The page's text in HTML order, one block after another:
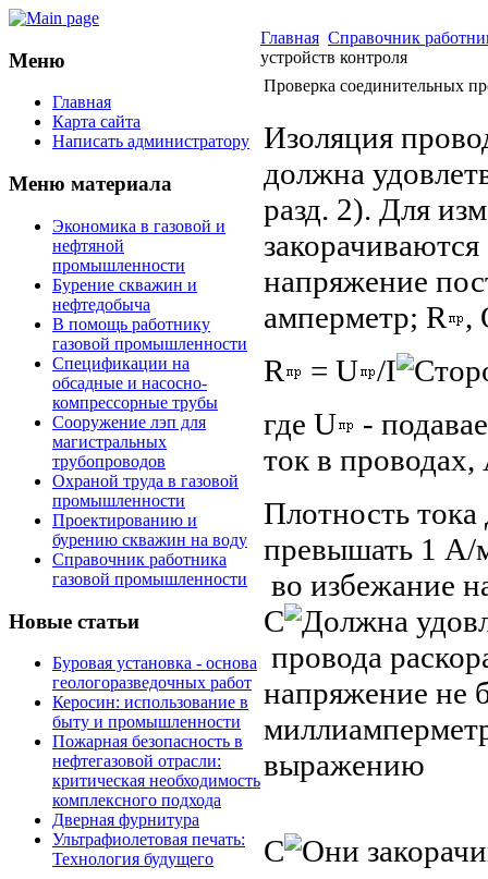
Меню
Главная
Карта сайта
Написать администратору
Меню материала
Экономика в газовой и
нефтяной
промышленности
Бурение скважин и
нефтедобыча
В помощь работнику
газовой промышленности
Спецификации на
обсадные и насосно-
компрессорные трубы
Сооружение лэп для
магистральных
трубопроводов
Охраной труда в газовой
промышленности
Проектированию и
бурению скважин на воду
Справочник работника
газовой промышленности
Новые статьи
Буровая установка - основа
геологоразведочных работ
Керосин: использование в
быту и промышленности
Пожарная безопасность в
нефтегазовой отрасли:
критическая необходимость
комплексного подхода
Дверная фурнитура
Ультрафиолетовая печать:
Технология будущего
Главная Справочник
устройств контроля
Проверка соединительных
Изоляция
должна
разд. 2). Для
напряжение
амперметр; R ,
R
= U /I
где U
-
ток в проводах,
Плотность
превышать 1 А/
во избежание
С
провода
напряжение не
выражению
С